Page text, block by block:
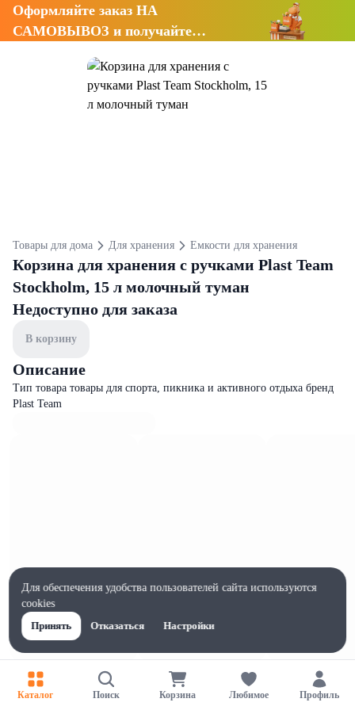
Оформляйте заказ НА
САМОВЫВОЗ и получайте
Товары для дома Для хранения Емкости для хранения
Корзина для хранения с ручками Plast Team
Stockholm, 15 л молочный туман
Недоступно для заказа
В корзину
Описание
Тип товара товары для спорта, пикника и активного отдыха бренд
Plast Team
Характеристики
Ширина, мм
Каталог Поиск Корзина Любимое Профиль
Для обеспечения удобства пользователей сайта используются
cookies
Принять
Отказаться Настройки